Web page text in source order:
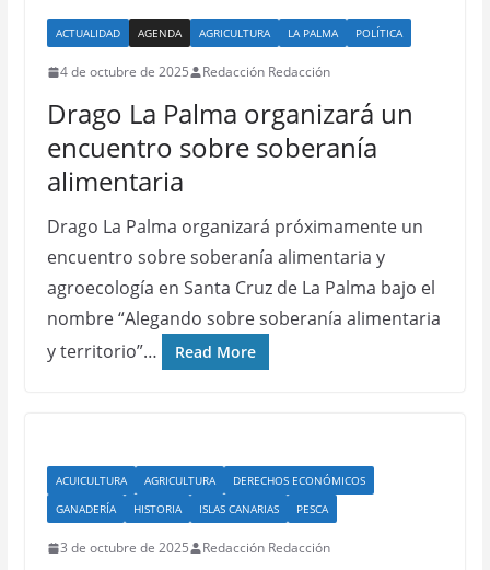
ACTUALIDAD AGENDA AGRICULTURA LA PALMA POLÍTICA
4 de octubre de 2025 Redacción Redacción
Drago La Palma organizará un
encuentro sobre soberanía
alimentaria
Drago La Palma organizará próximamente un
encuentro sobre soberanía alimentaria y
agroecología en Santa Cruz de La Palma bajo el
nombre “Alegando sobre soberanía alimentaria
y territorio”…
Read More
ACUICULTURA AGRICULTURA
DERECHOS ECONÓMICOS
GANADERÍA
HISTORIA ISLAS CANARIAS PESCA
3 de octubre de 2025 Redacción Redacción